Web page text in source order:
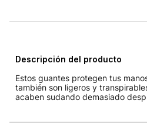
Descripción del producto
Estos guantes protegen tus
también son ligeros y
acaben sudando demasiado